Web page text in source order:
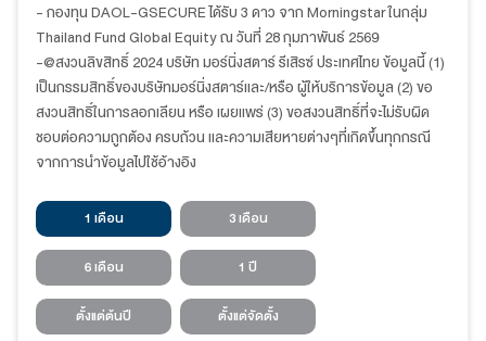
- กองทุน DAOL-GSECURE ได้รับ 3 ดาว จาก Morningstar ในกลุ่ม
Thailand Fund Global Equity ณ วันที่ 28 กุมภาพันธ์ 2569
-@สงวนลิขสิทธิ์ 2024 บริษัท มอร์นิ่งสตาร์ รีเสิรซ์ ประเทศไทย ข้อมูลนี้ (1)
เป็นกรรมสิทธิ์ของบริษัทมอร์นิ่งสตาร์และ/หรือ ผู้ให้บริการข้อมูล (2) ขอ
สงวนสิทธิ์ในการลอกเลียน หรือ เผยแพร่ (3) ขอสงวนสิทธิ์ที่จะไม่รับผิด
ชอบต่อความถูกต้อง ครบถ้วน และความเสียหายต่างๆที่เกิดขึ้นทุกกรณี
จากการนำข้อมูลไปใช้อ้างอิง
1 เดือน 3 เดือน
6 เดือน 1 ปี
ตั้งแต่ต้นปี ตั้งแต่จัดตั้ง